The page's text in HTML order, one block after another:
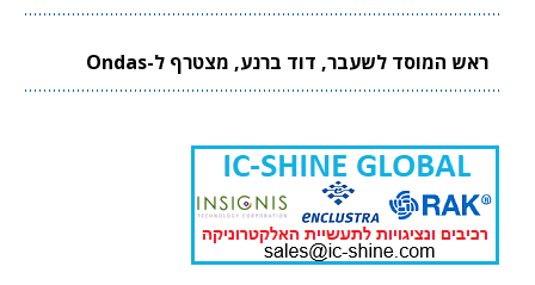
ראש המוסד לשעבר, דוד ברנע, מצטרף ל-Ondas